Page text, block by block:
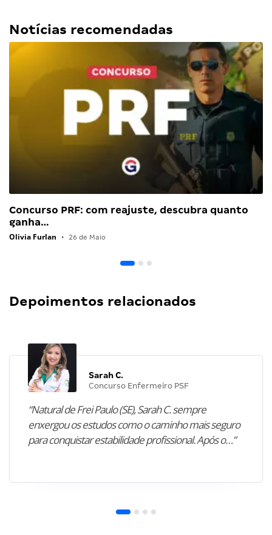
Notícias recomendadas
Concurso PRF: com reajuste, descubra quanto
ganha…
Olivia Furlan • 26 de Maio
Depoimentos relacionados
Sarah C.
Concurso Enfermeiro PSF
“Natural de Frei Paulo (SE), Sarah C. sempre
enxergou os estudos como o caminho mais seguro
para conquistar estabilidade profissional. Após o…”